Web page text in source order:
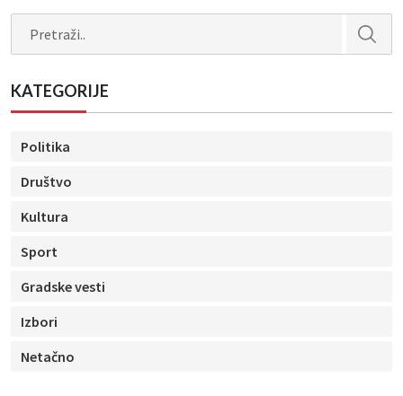
KATEGORIJE
Politika
Društvo
Kultura
Sport
Gradske vesti
Izbori
Netačno